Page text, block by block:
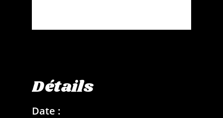
Détails
Date :